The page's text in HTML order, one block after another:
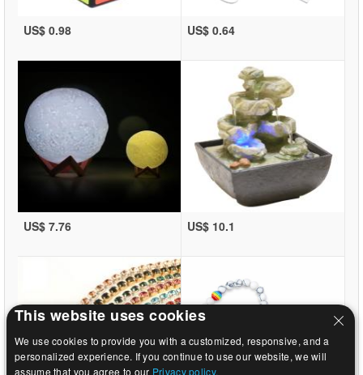
US$ 0.98 US$ 0.64
US$ 7.76 US$ 10.1
This website uses cookies
We use cookies to provide you with a customized, responsive, and a
personalized experience. If you continue to use our website, we will
assume that you agree to our Privacy policy.